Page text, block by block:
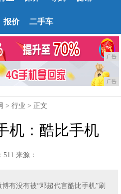
报价 二手车
广告
广告
>行业 > 正文
机：酷比手机
511 来源：
有没有被“邓超代言酷比手机”刷